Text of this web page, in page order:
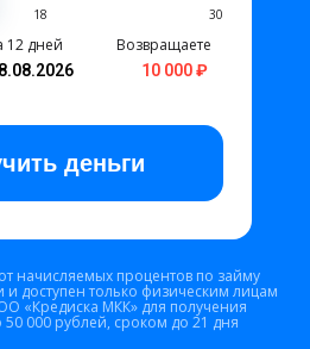
18 30
12 дней Возвращаете
10 000 ₽
деньги
от начисляемых процентов по займу
и доступен только физическим лицам
«Кредиска МКК» для получения
000 рублей, сроком до 21 дня